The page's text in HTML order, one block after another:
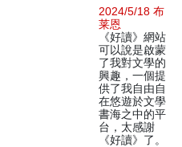
2024/5/18 布
莱恩
《好讀》網站
可以說是啟蒙
了我對文學的
興趣，一個提
供了我自由自
在悠遊於文學
書海之中的平
台，太感謝
《好讀》了。